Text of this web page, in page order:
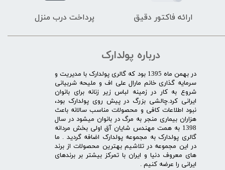
ارائه فاکتور دقیق پرداخت درب منزل
درباره پولدارک
در بهمن ماه 1395 بود که گالری پولدارک با مدیریت و
سرمایه گذاری خانم مارال علی اف و ملیحه شربیانی
شروع به کار در زمینه لباس زیر زنانه برای بانوان
ایرانی کرد.چالشی بزرگ در پیش روی پولدارک بود،
نبود اطلاعات کافی و محصولات مناسب سالانه باعث
هزاران بیماری منجر به مرگ در بانوان میشود در سال
1398 به همت مهندس شایان آق اولی بخش مردانه
گالری پولدارک به مجموعه پولدارک اضافه گردید . ما
در این مجموعه در تلاشیم بهترین محصولات از برند
های معروف دنیا و ایران با تمرکز بیشتر بر برندهای
ایرانی را عرضه کنیم .​​​​​​​